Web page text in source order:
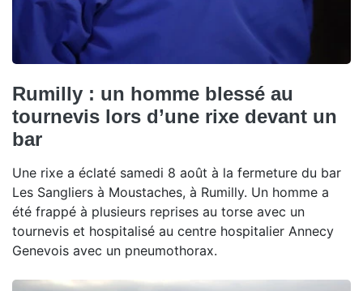
Rumilly : un homme blessé au
tournevis lors d’une rixe devant un
bar
Une rixe a éclaté samedi 8 août à la fermeture du bar
Les Sangliers à Moustaches, à Rumilly. Un homme a
été frappé à plusieurs reprises au torse avec un
tournevis et hospitalisé au centre hospitalier Annecy
Genevois avec un pneumothorax.